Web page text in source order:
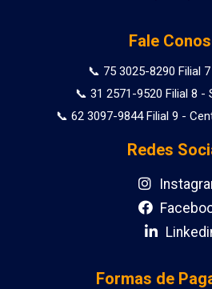
Fale
📞 75 3025-8290 Filial
📞 31 2571-9520 Filial 8 -
📞 62 3097-9844 Filial 9 -
Redes
Formas de